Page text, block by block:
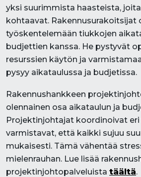
yksi suurimmista haasteista,
kohtaavat.
työskentelemään tiukkojen
budjettien kanssa. He pystyvät
resurssien käytön ja
pysyy aikataulussa ja budjetissa.
Rakennushankkeen
olennainen osa aikataulun ja
Projektinjohtajat koordinoivat eri
varmistavat, että kaikki sujuu
mukaisesti. Tämä vähentää
mielenrauhan. Lue lisää
projektinjohtopalveluista täältä.